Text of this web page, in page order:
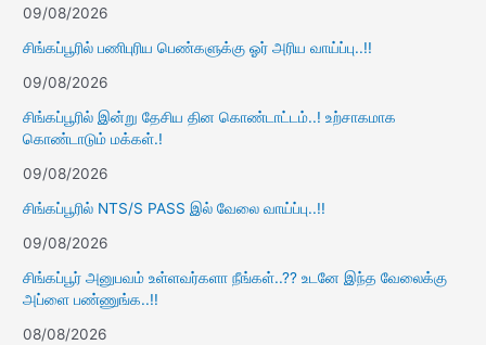
09/08/2026
சிங்கப்பூரில் பணிபுரிய பெண்களுக்கு ஓர் அரிய வாய்ப்பு..!!
09/08/2026
சிங்கப்பூரில் இன்று தேசிய தின கொண்டாட்டம்..! உற்சாகமாக
கொண்டாடும் மக்கள்.!
09/08/2026
சிங்கப்பூரில் NTS/S PASS இல் வேலை வாய்ப்பு..!!
09/08/2026
சிங்கப்பூர் அனுபவம் உள்ளவர்களா நீங்கள்..?? உடனே இந்த வேலைக்கு
அப்ளை பண்ணுங்க..!!
08/08/2026